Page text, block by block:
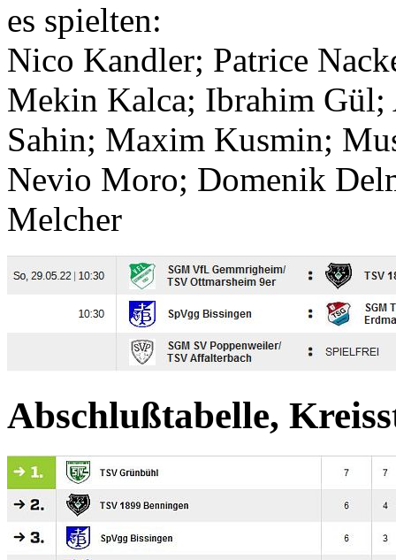
es spielten:
Nico Kandler; Patrice
Mekin Kalca; Ibrahim
Sahin; Maxim Kusmin;
Nevio Moro; Domenik
Melcher
Abschlußtabelle,